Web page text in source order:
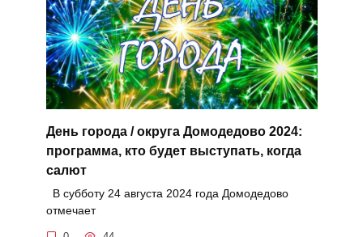
День города / округа Домодедово 2024:
программа, кто будет выступать, когда
салют
В субботу 24 августа 2024 года Домодедово
отмечает